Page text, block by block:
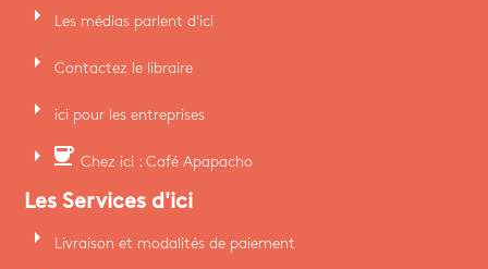
arrow_right Les médias parlent d'ici
arrow_right Contactez le libraire
arrow_right ici pour les entreprises
arrow_right coffee Chez ici : Café Apapacho
Les Services d'ici
arrow_right Livraison et modalités de paiement